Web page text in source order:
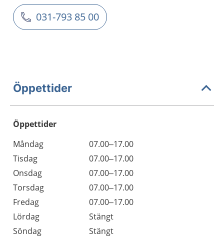
031-793 85 00
Öppettider
Öppettider
Dag
Öppettider
Kommentarer
Måndag
07.00–17.00
Tisdag
07.00–17.00
Onsdag
07.00–17.00
Torsdag
07.00–17.00
Fredag
07.00–17.00
Lördag
Stängt
Söndag
Stängt